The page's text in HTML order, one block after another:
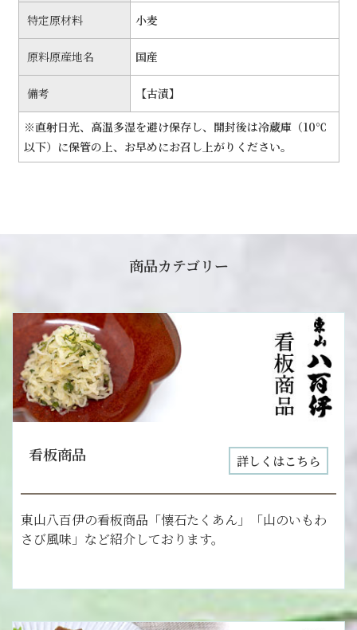
特定原材料 小麦
原料原産地名 国産
備考 【古漬】
※直射日光、高温多湿を避け保存し、開封後は冷蔵庫（10℃
以下）に保管の上、お早めにお召し上がりください。
商品カテゴリー
看板商品 詳しくはこちら
東山八百伊の看板商品「懐石たくあん」「山のいもわ
さび風味」など紹介しております。